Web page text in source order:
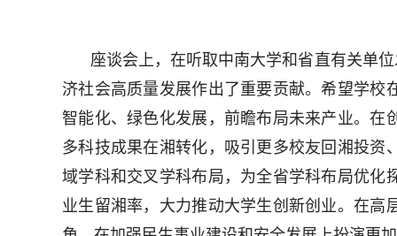
座谈会上，在听取中南大学和省直有关单
济社会高质量发展作出了重要贡献。希望学
智能化、绿色化发展，前瞻布局未来产业。
多科技成果在湘转化，吸引更多校友回湘投
域学科和交叉学科布局，为全省学科布局优化
业生留湘率，大力推动大学生创新创业。在